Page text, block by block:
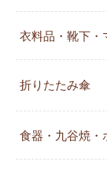
衣料品・靴下・
折りたたみ傘
食器・九谷焼・